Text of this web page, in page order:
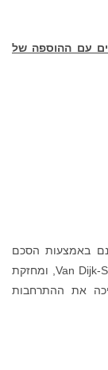
עם ההוספה של
באמצעות הסכם
לשיתוף פעולה עם חברת עורכי דין מפרמריבו, Van Dijk-Silos, ומחזקת
את ההתרחבות